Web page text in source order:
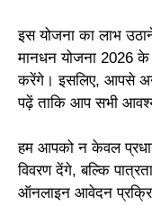
इस योजना का लाभ
मानधन योजना 2026 के
करेंगे। इसलिए, आपसे
पढ़ें ताकि आप सभी
हम आपको न केवल
विवरण देंगे, बल्कि
ऑनलाइन आवेदन